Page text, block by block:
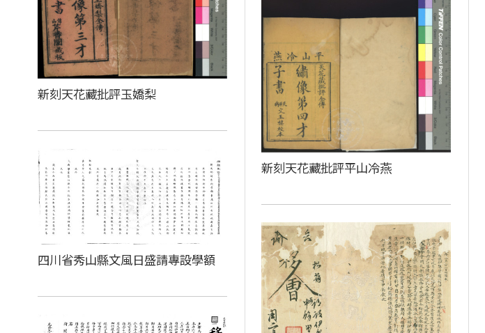
新刻天花藏批評玉嬌梨
新刻天花藏批評平山冷燕
四川省秀山縣文風日盛請專設學額